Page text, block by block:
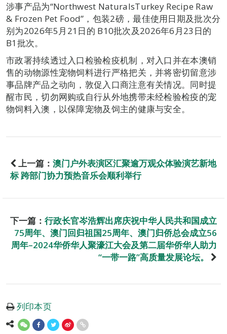
涉事产品为“Northwest NaturalsTurkey Recipe Raw
& Frozen Pet Food”，包装2磅，最佳使用日期及批次分
别为2026年5月21日的 B10批次及2026年6月23日的
B1批次。
市政署持续透过入口检验检疫机制，对入口并在本澳销
售的动物源性宠物饲料进行严格把关，并将密切留意涉
事品牌产品之动向，敦促入口商注意有关情况。同时提
醒市民，切勿网购或自行从外地携带未经检验检疫的宠
物饲料入澳，以保障宠物及饲主的健康与安全。
上一篇： 澳门户外表演区汇聚逾万观众体验演艺新地
标 跨部门协力预热音乐会顺利举行
下一篇： 行政长官岑浩辉出席庆祝中华人民共和国成立
75周年、澳门回归祖国25周年、澳门归侨总会成立56
周年–2024华侨华人聚濠江大会及第二届华侨华人助力
“一带一路”高质量发展论坛。
列印本页